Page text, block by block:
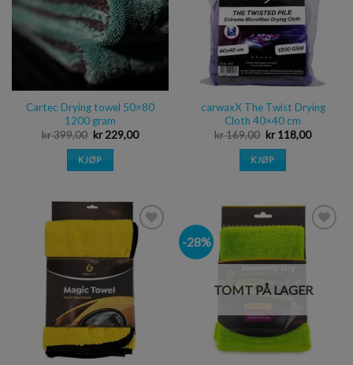
Cartec Drying towel 50×80
1200 gram
kr399,00 kr229,00
KJØP
carwaxX The Twist Drying
Cloth 40×40 cm
kr169,00 kr118,00
KJØP
Legg i
ønskeliste
-28%
ønskeliste
TOMT PÅ LAGER